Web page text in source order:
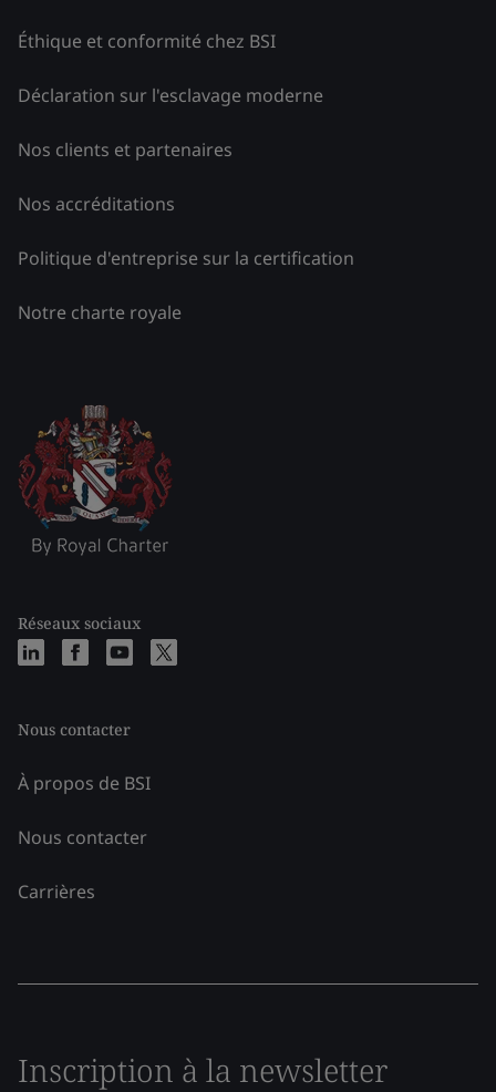
Éthique et conformité chez BSI
Déclaration sur l'esclavage moderne
Nos clients et partenaires
Nos accréditations
Politique d'entreprise sur la certification
Notre charte royale
Réseaux sociaux
Nous contacter
À propos de BSI
Nous contacter
Carrières
Inscription à la newsletter